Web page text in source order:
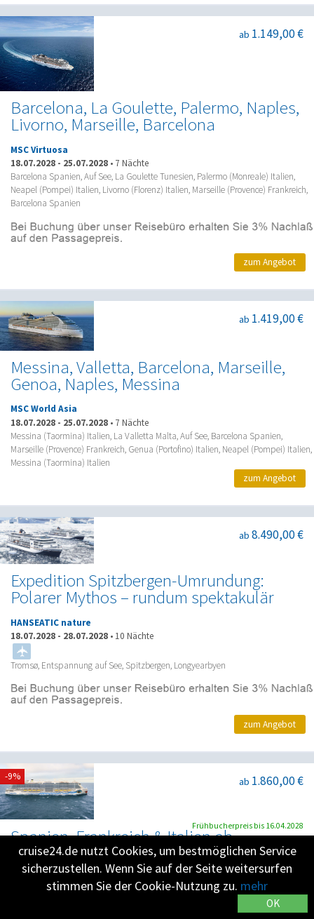
Barcelona, La Goulette, Palermo, Naples,
Livorno, Marseille, Barcelona
ab 1.149,00 €
MSC Virtuosa
18.07.2028 - 25.07.2028 • 7 Nächte
Barcelona Spanien, Auf See, La Goulette Tunesien, Palermo (Monreale) Italien,
Neapel (Pompei) Italien, Livorno (Florenz) Italien, Marseille (Provence) Frankreich,
Barcelona Spanien
zum Angebot
Messina, Valletta, Barcelona, Marseille,
Genoa, Naples, Messina
ab 1.419,00 €
MSC World Asia
18.07.2028 - 25.07.2028 • 7 Nächte
Messina (Taormina) Italien, La Valletta Malta, Auf See, Barcelona Spanien,
Marseille (Provence) Frankreich, Genua (Portofino) Italien, Neapel (Pompei) Italien,
Messina (Taormina) Italien
zum Angebot
Expedition Spitzbergen-Umrundung:
Polarer Mythos – rundum spektakulär
ab 8.490,00 €
HANSEATIC nature
18.07.2028 - 28.07.2028 • 10 Nächte
Tromsø, Entspannung auf See, Spitzbergen, Longyearbyen
zum Angebot
Spanien, Frankreich & Italien ab
Civitavecchia 1
ab 1.860,00 €
AIDAcosma
18.07.2028-29.07.2028• 11 Nächte
-9%
Frühbucherpreis bis 16.04.2028
cruise24.de nutzt Cookies, um bestmöglichen Service
sicherzustellen. Wenn Sie auf der Seite weitersurfen
stimmen Sie der Cookie-Nutzung zu. mehr
OK